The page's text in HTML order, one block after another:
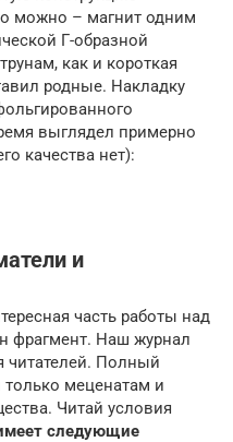
можно – магнит одним
Г-образной
как и короткая
родные. Накладку
выглядел примерно
качества нет):
и
часть работы над
фрагмент. Наш журнал
читателей. Полный
только меценатам и
Читай условия
следующие